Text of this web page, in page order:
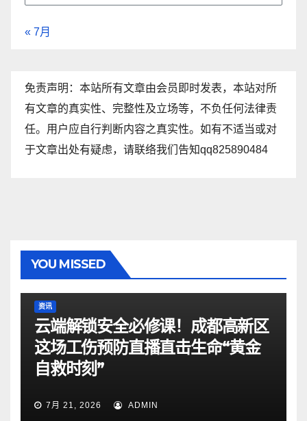
« 7月
免责声明：本站所有文章由会员即时发表，本站对所
有文章的真实性、完整性及立场等，不负任何法律责
任。用户应自行判断内容之真实性。如有不适当或对
于文章出处有疑虑，请联络我们告知qq825890484
YOU MISSED
资讯
云端解锁安全必修课！成都高新区
这场工伤预防直播直击生命“黄金
自救时刻”
7月 21, 2026 ADMIN